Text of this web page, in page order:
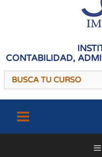
CONTABILIDAD,